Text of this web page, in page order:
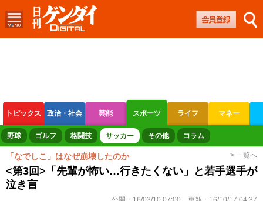
トピックス 政治・社会 芸能 スポーツ ライフ マネー
ボートレース 競輪 オートレース
野球 ゴルフ 格闘技 サッカー その他 コラム
「なでしこ」はなぜ崩壊したのか > 一覧へ
<第3回>「先輩が怖い…行きたくない」と若手選手が
泣き言